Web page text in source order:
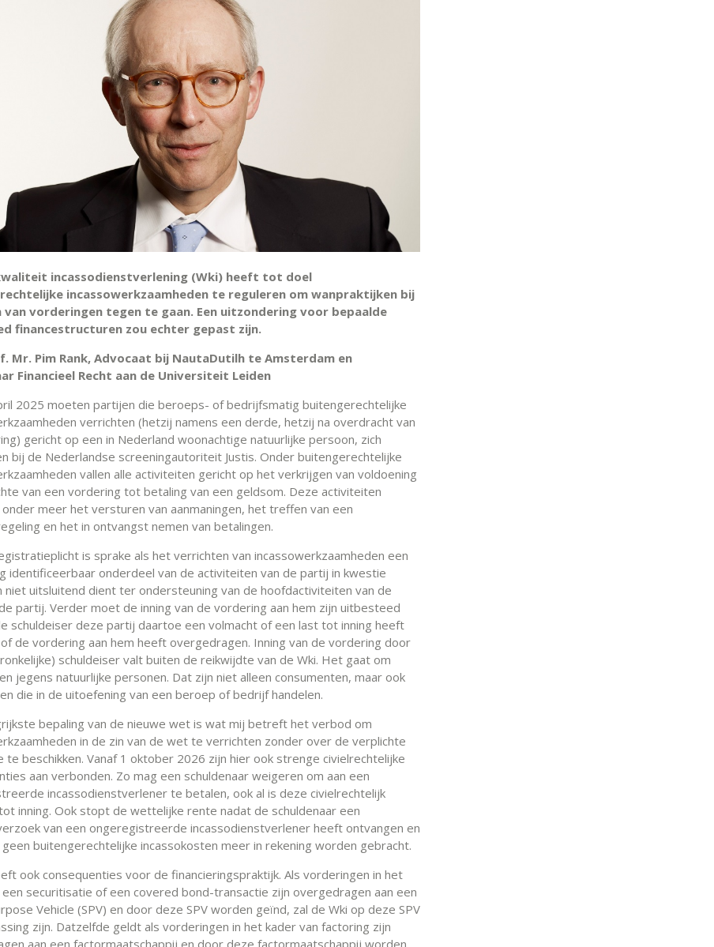
incassodienstverlening (Wki) heeft tot doel
incassowerkzaamheden te reguleren om wanpraktijken bij
van vorderingen tegen te gaan. Een uitzondering voor bepaalde
financestructuren zou echter gepast zijn.
Mr. Pim Rank, Advocaat bij NautaDutilh te Amsterdam en
Financieel Recht aan de Universiteit Leiden
2025 moeten partijen die beroeps- of bedrijfsmatig buitengerechtelijke
verrichten (hetzij namens een derde, hetzij na overdracht van
gericht op een in Nederland woonachtige natuurlijke persoon, zich
bij de Nederlandse screeningautoriteit Justis. Onder buitengerechtelijke
vallen alle activiteiten gericht op het verkrijgen van voldoening
van een vordering tot betaling van een geldsom. Deze activiteiten
meer het versturen van aanmaningen, het treffen van een
en het in ontvangst nemen van betalingen.
is sprake als het verrichten van incassowerkzaamheden een
identificeerbaar onderdeel van de activiteiten van de partij in kwestie
uitsluitend dient ter ondersteuning van de hoofdactiviteiten van de
partij. Verder moet de inning van de vordering aan hem zijn uitbesteed
schuldeiser deze partij daartoe een volmacht of een last tot inning heeft
de vordering aan hem heeft overgedragen. Inning van de vordering door
schuldeiser valt buiten de reikwijdte van de Wki. Het gaat om
jegens natuurlijke personen. Dat zijn niet alleen consumenten, maar ook
die in de uitoefening van een beroep of bedrijf handelen.
bepaling van de nieuwe wet is wat mij betreft het verbod om
in de zin van de wet te verrichten zonder over de verplichte
te beschikken. Vanaf 1 oktober 2026 zijn hier ook strenge civielrechtelijke
aan verbonden. Zo mag een schuldenaar weigeren om aan een
incassodienstverlener te betalen, ook al is deze civielrechtelijk
inning. Ook stopt de wettelijke rente nadat de schuldenaar een
van een ongeregistreerde incassodienstverlener heeft ontvangen en
buitengerechtelijke incassokosten meer in rekening worden gebracht.
ook consequenties voor de financieringspraktijk. Als vorderingen in het
een securitisatie of een covered bond-transactie zijn overgedragen aan een
Vehicle (SPV) en door deze SPV worden geïnd, zal de Wki op deze SPV
zijn. Datzelfde geldt als vorderingen in het kader van factoring zijn
aan een factormaatschappij en door deze factormaatschappij worden